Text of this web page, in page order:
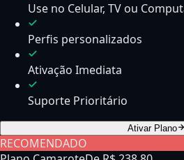
Use no Celular, TV ou
Perfis personalizados
Ativação Imediata
Suporte Prioritário
Ativar Plano
RECOMENDADO